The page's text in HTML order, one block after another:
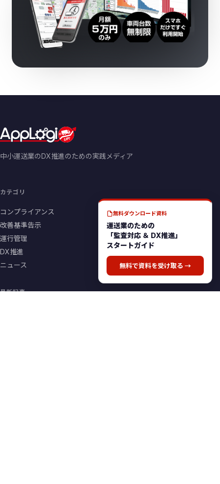
中小運送業のDX推進のための実践メディア
カテゴリ
コンプライアンス
改善基準告示
運行管理
DX推進
ニュース
最新記事
無料ダウンロード資料
運送業のための
「監査対応 ＆ DX推進」
スタートガイド
無料で資料を受け取る →